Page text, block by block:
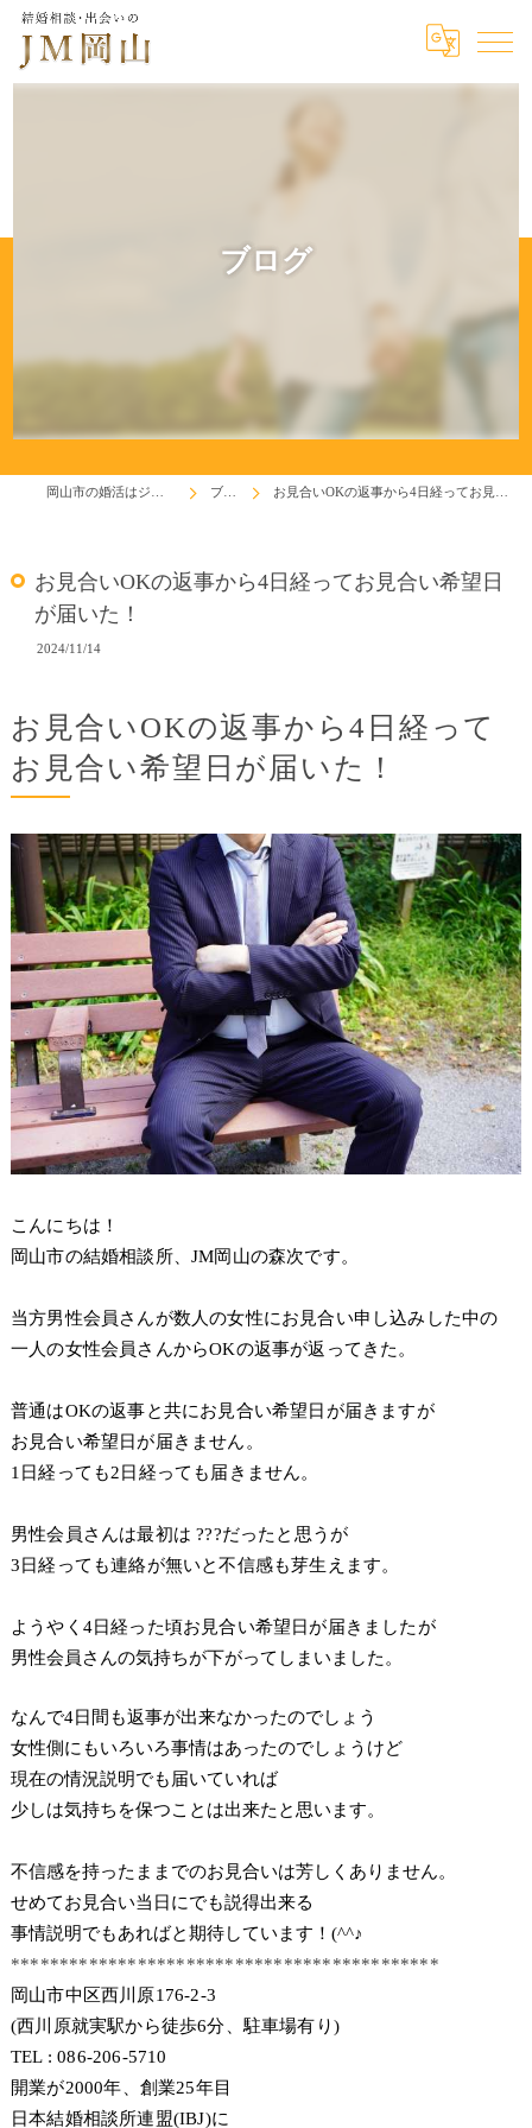
ブログ
ブログ お見合いOKの返事から4日経ってお見合い希望日が届いた！
お見合いOKの返事から4日経ってお見合い希望日
が届いた！
2024/11/14
お見合いOKの返事から4日経って
お見合い希望日が届いた！
こんにちは！
岡山市の結婚相談所、JM岡山の森次です。
当方男性会員さんが数人の女性にお見合い申し込みした中の
一人の女性会員さんからOKの返事が返ってきた。
普通はOKの返事と共にお見合い希望日が届きますが
お見合い希望日が届きません。
1日経っても2日経っても届きません。
男性会員さんは最初は ???だったと思うが
3日経っても連絡が無いと不信感も芽生えます。
ようやく4日経った頃お見合い希望日が届きましたが
男性会員さんの気持ちが下がってしまいました。
なんで4日間も返事が出来なかったのでしょう
女性側にもいろいろ事情はあったのでしょうけど
現在の情況説明でも届いていれば
少しは気持ちを保つことは出来たと思います。
不信感を持ったままでのお見合いは芳しくありません。
せめてお見合い当日にでも説得出来る
事情説明でもあればと期待しています！(^^♪
********************************************
岡山市中区西川原176-2-3
(西川原就実駅から徒歩6分、駐車場有り)
TEL : 086-206-5710
開業が2000年、創業25年目
日本結婚相談所連盟(IBJ)に